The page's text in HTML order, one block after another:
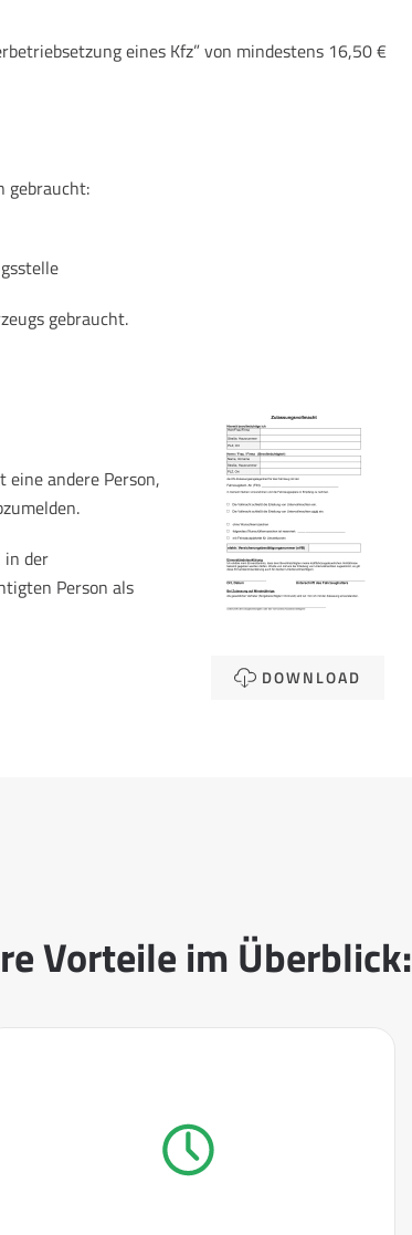
eines Kfz” von mindestens 16,50 €
gebraucht:
gebraucht.
andere Person,
in der
Person als
DOWNLOAD
Vorteile im Überblick: